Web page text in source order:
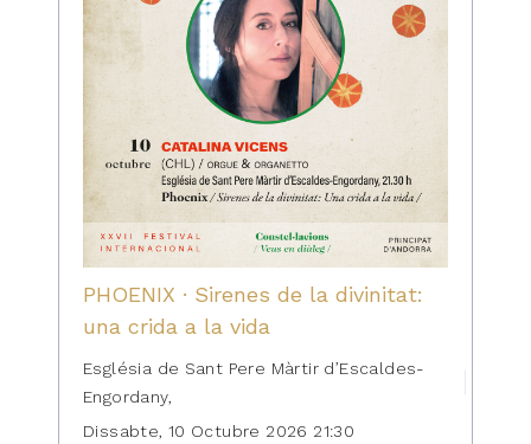
PHOENIX · Sirenes de la divinitat:
una crida a la vida
Església de Sant Pere Màrtir d’Escaldes-
Engordany,
Dissabte, 10 Octubre 2026 21:30